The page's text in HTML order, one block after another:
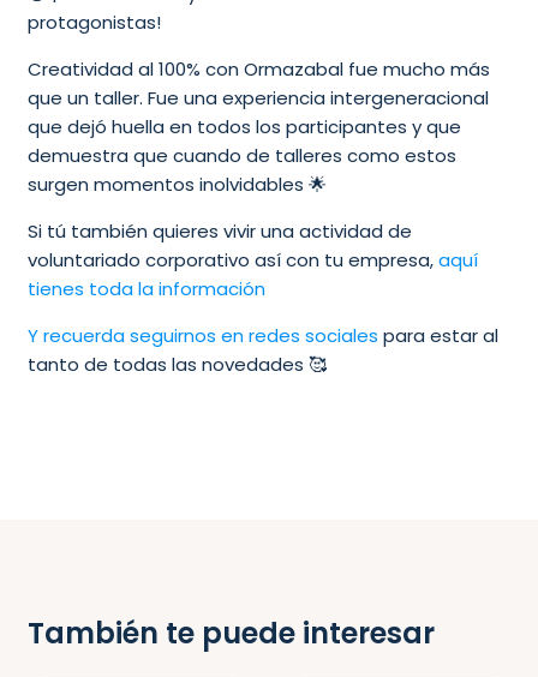
protagonistas!
Creatividad al 100% con Ormazabal fue mucho más
que un taller. Fue una experiencia intergeneracional
que dejó huella en todos los participantes y que
demuestra que cuando de talleres como estos
surgen momentos inolvidables 🌟
Si tú también quieres vivir una actividad de
voluntariado corporativo así con tu empresa,aquí
tienes toda la información
Y recuerda seguirnos en redes sociales para estar al
tanto de todas las novedades 🥰
También te puede interesar